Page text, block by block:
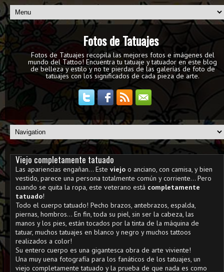
Fotos de Tatuajes
Fotos de Tatuajes recopila las mejores fotos e imágenes del
mundo del Tattoo! Encuentra tu tatuaje y tatuador en este blog
de belleza y estilo y no te pierdas de las galerías de foto de
tatuajes con los significados de cada pieza de arte.
Viejo completamente tatuado
Las apariencias engañan... Este viejo o anciano, con camisa, y bien
vestido, parece una persona totalmente común y corriente... Pero
cuando se quita la ropa, este veterano está completamente
tatuado!
Todo el cuerpo tatuado! Pecho brazos, antebrazos, espalda,
piernas, hombros... En fin, toda su piel, sin ser la cabeza, las
manos y los pies, están tocados por la tinta de la máquina de
tatuar, muchos tatuajes en blanco y negro y muchos tattoos
realizados a color!
Su entero cuerpo es una gigantesca obra de arte viviente!
Una muy uena fotografía para los fanáticos de los tatuajes, un
viejo completamente tatuado y la prueba de que nada es como